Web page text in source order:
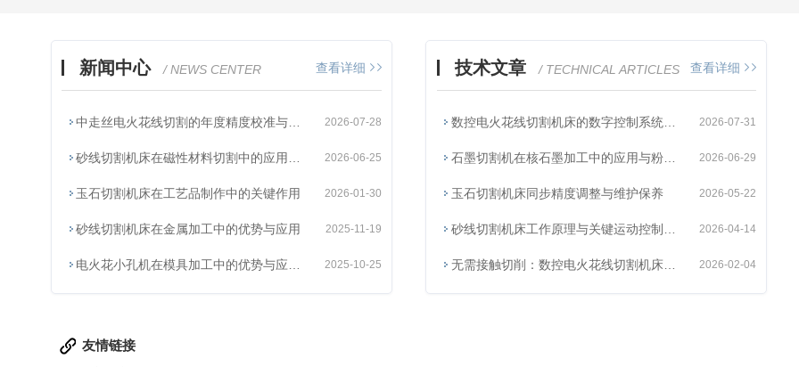
新闻中心 / NEWS CENTER 查看详细
2026-07-28
2026-06-25
玉石切割机床在工艺品制作中的关键作用 2026-01-30
砂线切割机床在金属加工中的优势与应用 2025-11-19
2025-10-25
技术文章 / TECHNICAL ARTICLES 查看详细
数控电火花线切割机床的数字控制系统架构与加工原理 2026-07-31
石墨切割机在核石墨加工中的应用与粉尘防控措施 2026-06-29
玉石切割机床同步精度调整与维护保养 2026-05-22
2026-04-14
2026-02-04
友情链接